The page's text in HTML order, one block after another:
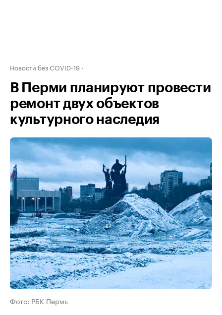
Новости без COVID-19
В Перми планируют провести
ремонт двух объектов
культурного наследия
Фото: РБК Пермь